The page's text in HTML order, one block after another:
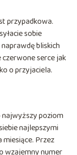
przypadkowa.
sobie
bliskich
serce jak
o przyjaciela.
najwyższy poziom
najlepszymi
Przez
wzajemny numer